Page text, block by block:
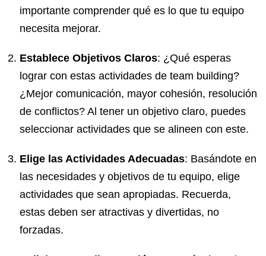
importante comprender qué es lo que tu equipo
necesita mejorar.
Establece Objetivos Claros: ¿Qué esperas
lograr con estas actividades de team building?
¿Mejor comunicación, mayor cohesión, resolución
de conflictos? Al tener un objetivo claro, puedes
seleccionar actividades que se alineen con este.
Elige las Actividades Adecuadas: Basándote en
las necesidades y objetivos de tu equipo, elige
actividades que sean apropiadas. Recuerda,
estas deben ser atractivas y divertidas, no
forzadas.